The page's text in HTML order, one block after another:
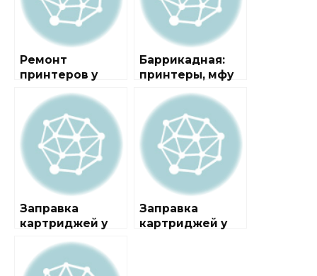
Ремонт
принтеров у
Баррикадная
Баррикадная:
принтеры, мфу
Заправка
картриджей у
Авиамоторная
Заправка
картриджей у